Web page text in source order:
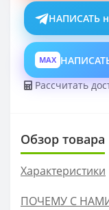
НАПИСАТЬ
MAX
Рассчитать
Обзор товара
Характеристики
ПОЧЕМУ С